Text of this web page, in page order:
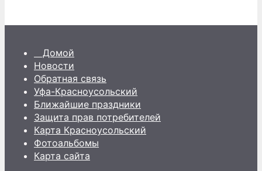
Домой
Новости
Обратная связь
Уфа-Красноусольский
Ближайшие праздники
Защита прав потребителей
Карта Красноусольский
Фотоальбомы
Карта сайта